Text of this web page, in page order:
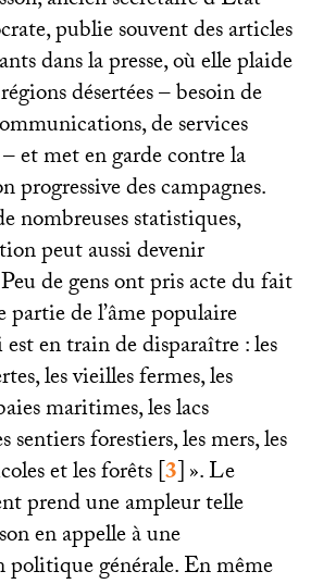
publie souvent des articles
dans la presse, où elle plaide
désertées – besoin de
de services
et met en garde contre la
progressive des campagnes.
nombreuses statistiques,
peut aussi devenir
Peu de gens ont pris acte du fait
partie de l’âme populaire
est en train de disparaître : les
les vieilles fermes, les
maritimes, les lacs
sentiers forestiers, les mers, les
et les forêts[3]». Le
prend une ampleur telle
en appelle à une
générale. En même